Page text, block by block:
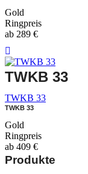
Gold
Ringpreis
ab 289 €
TWKB 33
TWKB 33
TWKB 33
Gold
Ringpreis
ab 409 €
Produkte